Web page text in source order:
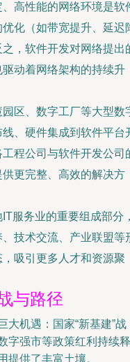
、高性能的网络环境是软
化（如带宽提升、延迟
，软件开发对网络提出
动着网络架构的持续升
园区、数字工厂等大型数
、硬件集成到软件平台
程公司与软件开发公司
更完整、高效的解决方
IT服务业的重要组成部分
技术交流、产业联盟等
吸引更多人才和资源聚
与路径
大机遇：国家“新基建”战
字强市等政策红利持续释
提供了丰富土壤。